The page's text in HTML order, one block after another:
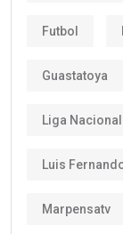
Futbol
Guastatoya
Liga Nacional
Luis
Marpensatv